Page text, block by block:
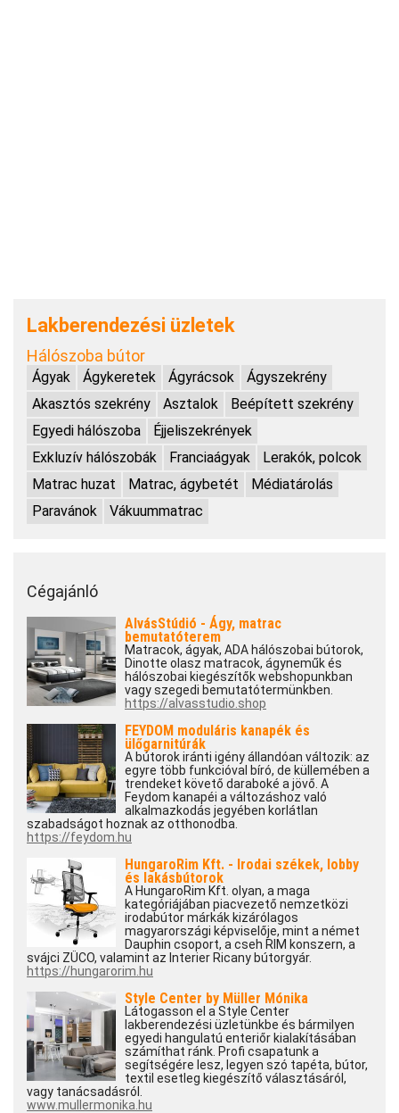
Lakberendezési üzletek
Hálószoba bútor
Ágyak Ágykeretek Ágyrácsok
Ágyszekrény
Akasztós szekrény
Asztalok
Beépített szekrény
Egyedi hálószoba
Éjjeliszekrények
Exkluzív hálószobák
Franciaágyak
Lerakók, polcok
Matrac huzat
Matrac, ágybetét
Médiatárolás
Paravánok
Vákuummatrac
Cégajánló
AlvásStúdió - Ágy, matrac
bemutatóterem
Matracok, ágyak, ADA hálószobai bútorok,
Dinotte olasz matracok, ágyneműk és
hálószobai kiegészítők webshopunkban
vagy szegedi bemutatótermünkben.
https://alvasstudio.shop
FEYDOM moduláris kanapék és
ülőgarnitúrák
A bútorok iránti igény állandóan változik: az
egyre több funkcióval bíró, de küllemében a
trendeket követő daraboké a jövő. A
Feydom kanapéi a változáshoz való
alkalmazkodás jegyében korlátlan
szabadságot hoznak az otthonodba.
https://feydom.hu
HungaroRim Kft. - Irodai székek, lobby
és lakásbútorok
A HungaroRim Kft. olyan, a maga
kategóriájában piacvezető nemzetközi
irodabútor márkák kizárólagos
magyarországi képviselője, mint a német
Dauphin csoport, a cseh RIM konszern, a
svájci ZÜCO, valamint az Interier Ricany bútorgyár.
https://hungarorim.hu
Style Center by Müller Mónika
Látogasson el a Style Center
lakberendezési üzletünkbe és bármilyen
egyedi hangulatú enteriőr kialakításában
számíthat ránk. Profi csapatunk a
segítségére lesz, legyen szó tapéta, bútor,
textil esetleg kiegészítő választásáról,
vagy tanácsadásról.
www.mullermonika.hu